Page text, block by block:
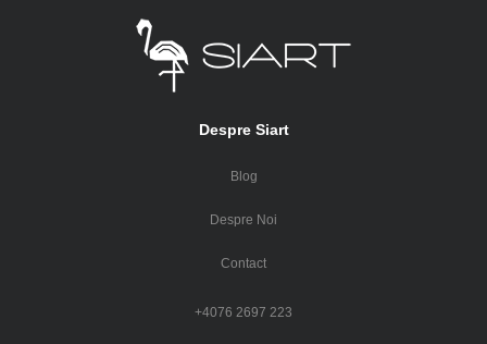
Despre Siart
Blog
Despre Noi
Contact
+4076 2697 223